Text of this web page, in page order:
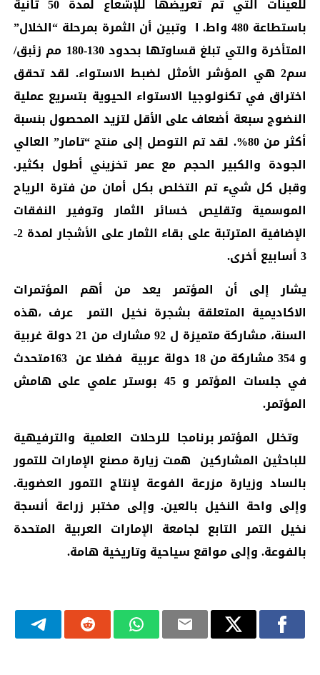
للعينات التي تم تعريضها للإشعاع لمدة 50 ثانية
باستطاعة 480 واط. ا وتبين أن الثمرة بمرحلة “الخلال”
المتأخرة والتي تبلغ قساوتها بحدود 130-180 مم زئبق/
سم2 هي المؤشر الأمثل لضبط الاستواء. لقد تحقق
اختراق في تكنولوجيا الاستواء الحيوية بتسريع عملية
النضوج سبعة أضعاف على الأقل لتزيد المحصول بنسبة
أكثر من 80%. لقد تم التوصل إلى منتج “تامار” العالي
الجودة والكبير الحجم مع عمر تخزيني أطول بكثير.
وقبل كل شيء تم التخلص بكل أمان من فترة الرياح
الموسمية وتقليص خسائر الثمار وتوفير النفقات
الإضافية المترتبة على بقاء الثمار على الأشجار لمدة 2-
3 أسابيع أخرى.
يشار إلى أن المؤتمر يعد من أهم المؤتمرات
الاكاديمية المتعلقة بشجرة نخيل التمر عرف ،هذه
السنة، مشاركة متميزة ل 92 مشارك من 21 دولة غربية
و 354 مشاركة من 18 دولة عربية فضلا عن 163متحدث
في جلسات المؤتمر و 45 بوستر علمي على هامش
المؤتمر.
وتخلل المؤتمر برنامجا للرحلات العلمية والترفيهية
للباحثين المشاركين همت زيارة مصنع الإمارات للتمور
بالساد وزيارة مزرعة الفوعة لإنتاج التمور العضوية.
وإلى واحة النخيل بالعين. وإلى مختبر زراعة أنسجة
نخيل التمر التابع لجامعة الإمارات العربية المتحدة
بالفوعة. وإلى مواقع سياحية وتاريخية هامة.